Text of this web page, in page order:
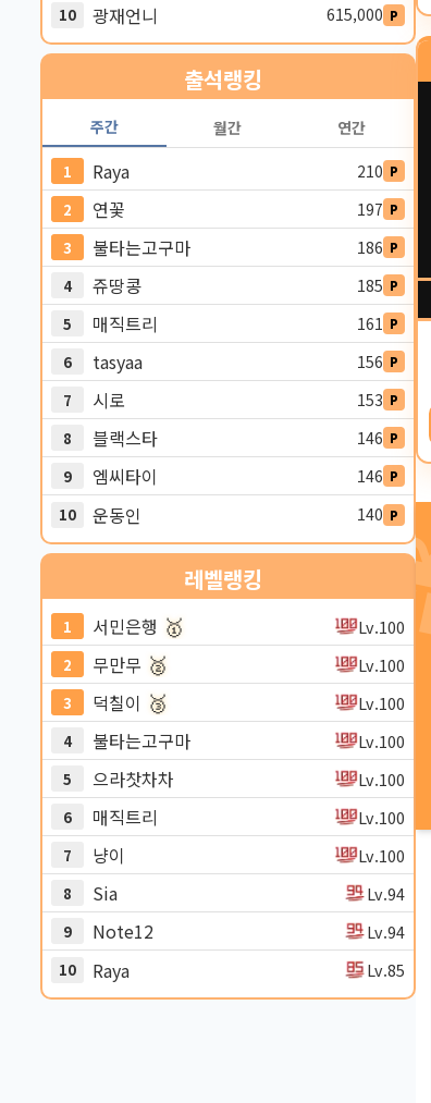
10 광재언니 615,000 P
출석랭킹
주간 월간 연간
1 Raya 210 P
2 연꽃 197 P
3 불타는고구마 186 P
4 쥬땅콩 185 P
5 매직트리 161 P
6 tasyaa 156 P
7 시로 153 P
8 블랙스타 146 P
9 엠씨타이 146 P
10 운동인 140 P
레벨랭킹
1 서민은행 🥇 Lv.100
2 무만무 🥈 Lv.100
3 덕칠이 🥉 Lv.100
4 불타는고구마 Lv.100
5 으라찻차차 Lv.100
6 매직트리 Lv.100
7 냥이 Lv.100
8 Sia Lv.94
9 Note12 Lv.94
10 Raya Lv.85